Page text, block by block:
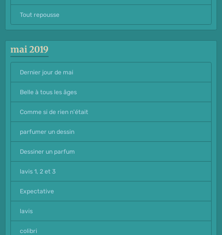
Tout repousse
mai 2019
Dernier jour de mai
Belle à tous les âges
Comme si de rien n'était
parfumer un dessin
Dessiner un parfum
lavis 1, 2 et 3
Expectative
lavis
colibri